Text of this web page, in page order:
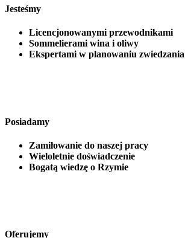
Jesteśmy
Licencjonowanymi przewodnikami
Sommelierami wina i oliwy
Ekspertami w planowaniu zwiedzania
Posiadamy
Zamiłowanie do naszej pracy
Wieloletnie doświadczenie
Bogatą wiedzę o Rzymie
Oferujemy